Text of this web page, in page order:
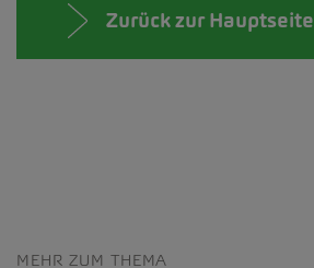
Zurück zur Hauptseite
MEHR ZUM THEMA